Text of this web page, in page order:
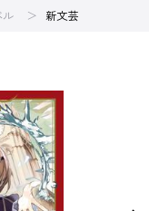
ル 新文芸